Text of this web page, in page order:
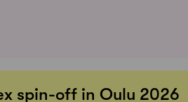
spin-off in Oulu 2026